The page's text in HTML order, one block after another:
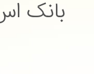
بانک